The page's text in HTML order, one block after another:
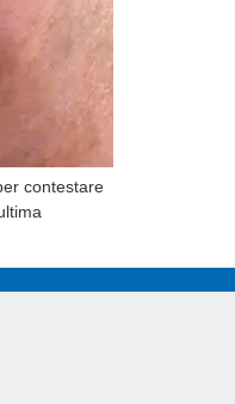
contestare